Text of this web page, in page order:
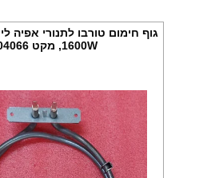
1600W, מקט 004066